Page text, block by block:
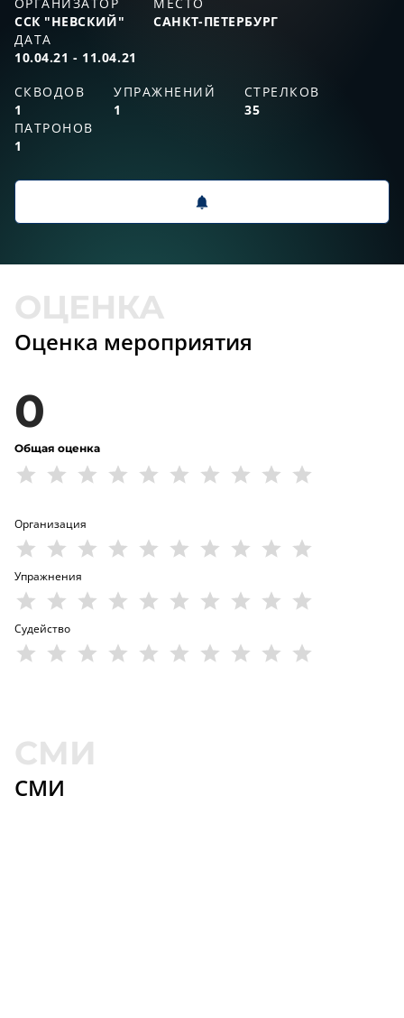
ССК "НЕВСКИЙ"
САНКТ-ПЕТЕРБУРГ
ДАТА
10.04.21 - 11.04.21
СКВОДОВ
1
УПРАЖНЕНИЙ
1
СТРЕЛКОВ
35
ПАТРОНОВ
1
Оценка мероприятия
0
Общая оценка
Организация
Упражнения
Судейство
СМИ